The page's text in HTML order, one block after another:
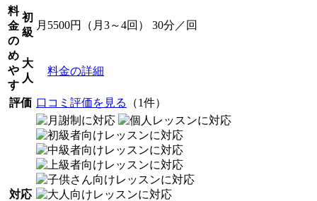
料
金
の
め
や
す
初
級
月5500円（月3～4回） 30分／回
大
人
料金の詳細
評価 口コミ評価を見る （1件）
対応